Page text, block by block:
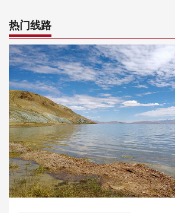
热门线路